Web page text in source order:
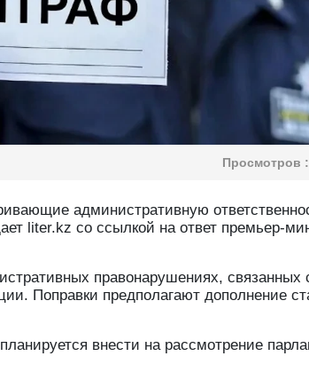
Просмотров :
административную
liter.kz со ссылкой на ответ премьер-
правонарушениях, связанных
Поправки предполагают дополнение
внести на рассмотрение